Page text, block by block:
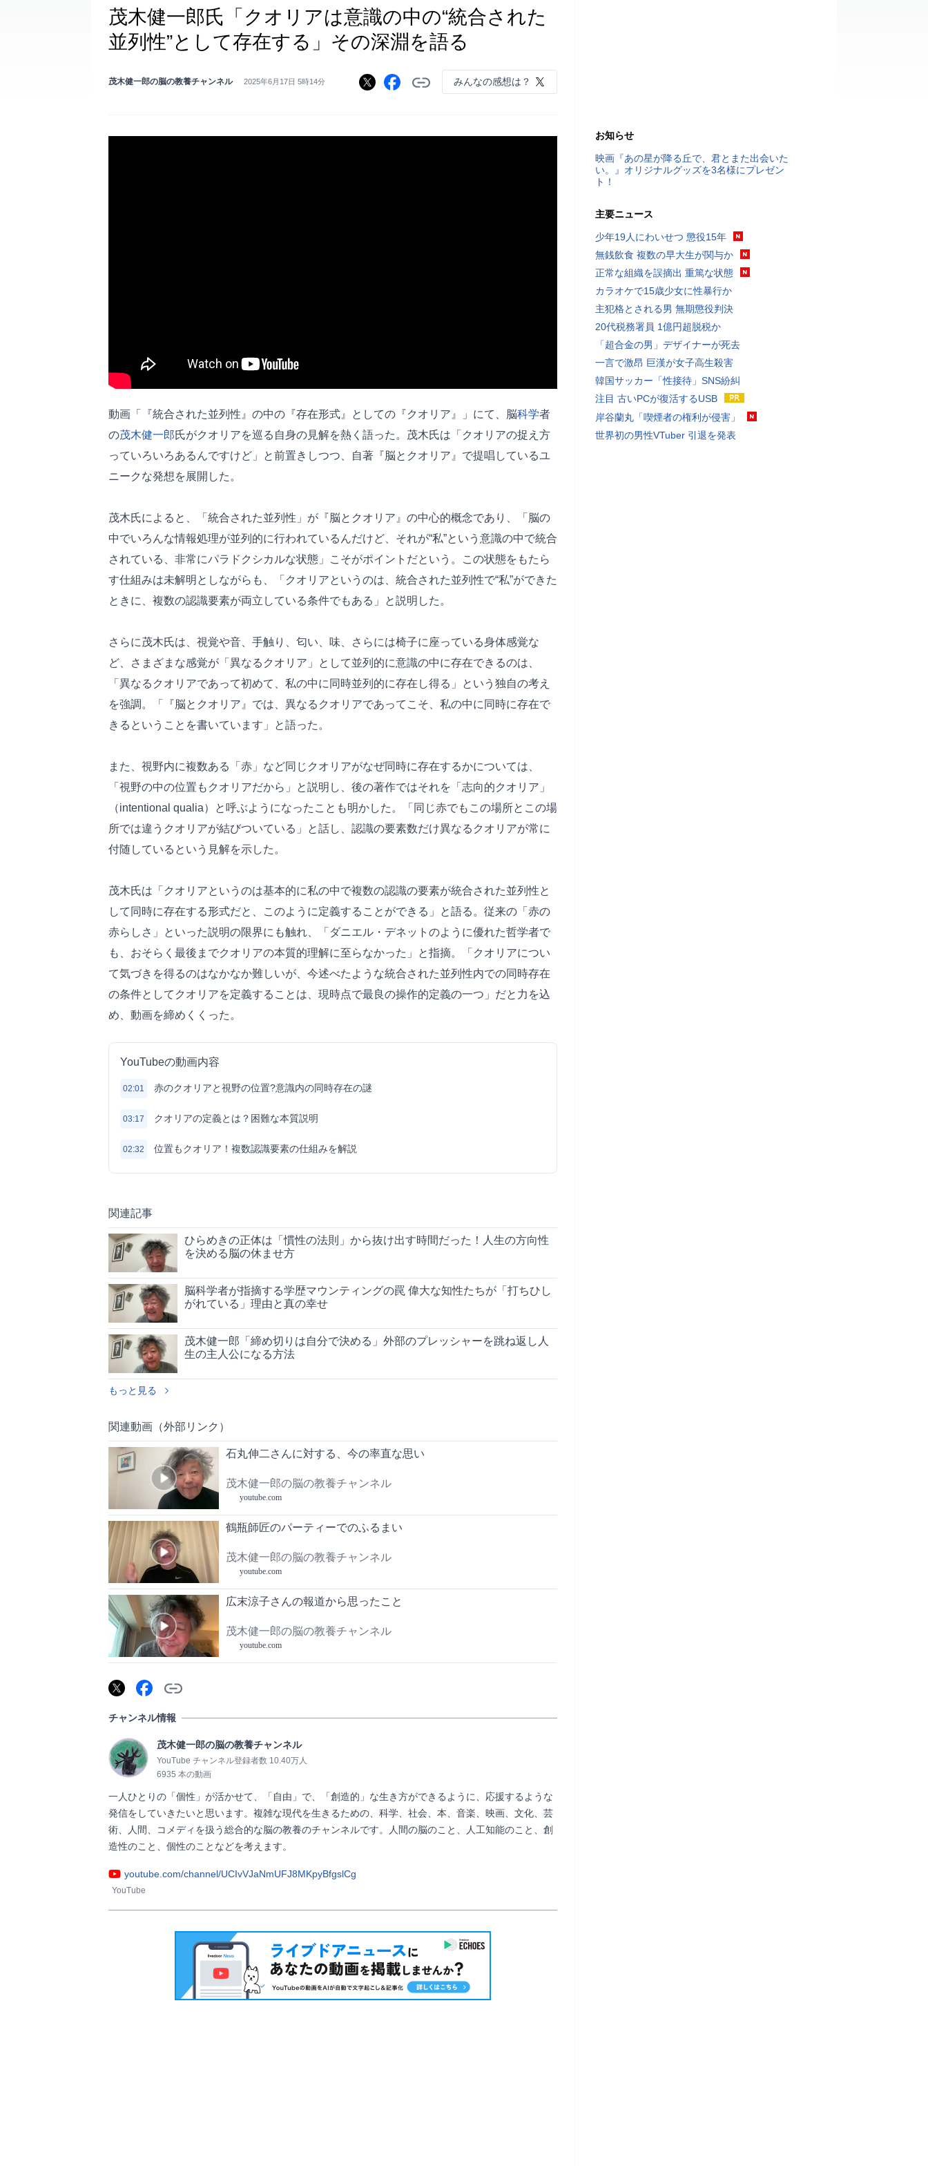
茂木健一郎氏「クオリアは意識の中の“統合された
並列性”として存在する」その深淵を語る
茂木健一郎の脳の教養チャンネル 2025年6月17日 5時14分 みんなの感想は？
動画「『統合された並列性』の中の『存在形式』としての『クオリア』」にて、脳科学者
の茂木健一郎氏がクオリアを巡る自身の見解を熱く語った。茂木氏は「クオリアの捉え方
っていろいろあるんですけど」と前置きしつつ、自著『脳とクオリア』で提唱しているユ
ニークな発想を展開した。
茂木氏によると、「統合された並列性」が『脳とクオリア』の中心的概念であり、「脳の
中でいろんな情報処理が並列的に行われているんだけど、それが“私”という意識の中で統合
されている、非常にパラドクシカルな状態」こそがポイントだという。この状態をもたら
す仕組みは未解明としながらも、「クオリアというのは、統合された並列性で“私”ができた
ときに、複数の認識要素が両立している条件でもある」と説明した。
さらに茂木氏は、視覚や音、手触り、匂い、味、さらには椅子に座っている身体感覚な
ど、さまざまな感覚が「異なるクオリア」として並列的に意識の中に存在できるのは、
「異なるクオリアであって初めて、私の中に同時並列的に存在し得る」という独自の考え
を強調。「『脳とクオリア』では、異なるクオリアであってこそ、私の中に同時に存在で
きるということを書いています」と語った。
また、視野内に複数ある「赤」など同じクオリアがなぜ同時に存在するかについては、
「視野の中の位置もクオリアだから」と説明し、後の著作ではそれを「志向的クオリア」
（intentional qualia）と呼ぶようになったことも明かした。「同じ赤でもこの場所とこの場
所では違うクオリアが結びついている」と話し、認識の要素数だけ異なるクオリアが常に
付随しているという見解を示した。
茂木氏は「クオリアというのは基本的に私の中で複数の認識の要素が統合された並列性と
して同時に存在する形式だと、このように定義することができる」と語る。従来の「赤の
赤らしさ」といった説明の限界にも触れ、「ダニエル・デネットのように優れた哲学者で
も、おそらく最後までクオリアの本質的理解に至らなかった」と指摘。「クオリアについ
て気づきを得るのはなかなか難しいが、今述べたような統合された並列性内での同時存在
の条件としてクオリアを定義することは、現時点で最良の操作的定義の一つ」だと力を込
め、動画を締めくくった。
YouTubeの動画内容
02:01 赤のクオリアと視野の位置?意識内の同時存在の謎
03:17 クオリアの定義とは？困難な本質説明
02:32 位置もクオリア！複数認識要素の仕組みを解説
関連記事
ひらめきの正体は「慣性の法則」から抜け出す時間だった！人生の方向性
を決める脳の休ませ方
脳科学者が指摘する学歴マウンティングの罠 偉大な知性たちが「打ちひし
がれている」理由と真の幸せ
茂木健一郎「締め切りは自分で決める」外部のプレッシャーを跳ね返し人
生の主人公になる方法
もっと見る
関連動画（外部リンク）
石丸伸二さんに対する、今の率直な思い
茂木健一郎の脳の教養チャンネル
youtube.com
鶴瓶師匠のパーティーでのふるまい
茂木健一郎の脳の教養チャンネル
youtube.com
広末涼子さんの報道から思ったこと
茂木健一郎の脳の教養チャンネル
youtube.com
チャンネル情報
茂木健一郎の脳の教養チャンネル
YouTube チャンネル登録者数 10.40万人
6935 本の動画
一人ひとりの「個性」が活かせて、「自由」で、「創造的」な生き方ができるように、応援するような
発信をしていきたいと思います。複雑な現代を生きるための、科学、社会、本、音楽、映画、文化、芸
術、人間、コメディを扱う総合的な脳の教養のチャンネルです。人間の脳のこと、人工知能のこと、創
造性のこと、個性のことなどを考えます。
youtube.com/channel/UCIvVJaNmUFJ8MKpyBfgslCg
YouTube
お知らせ
映画『あの星が降る丘で、君とまた出会いた
い。』オリジナルグッズを3名様にプレゼン
ト！
主要ニュース
少年19人にわいせつ 懲役15年
無銭飲食 複数の早大生が関与か
正常な組織を誤摘出 重篤な状態
カラオケで15歳少女に性暴行か
主犯格とされる男 無期懲役判決
20代税務署員 1億円超脱税か
「超合金の男」デザイナーが死去
一言で激昂 巨漢が女子高生殺害
韓国サッカー「性接待」SNS紛糾
注目 古いPCが復活するUSB
岸谷蘭丸「喫煙者の権利が侵害」
世界初の男性VTuber 引退を発表